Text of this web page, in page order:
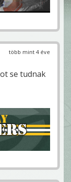
több mint 4 éve
se tudnak